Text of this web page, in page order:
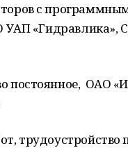
с
«Гидравлика»,
постоянное, ОАО